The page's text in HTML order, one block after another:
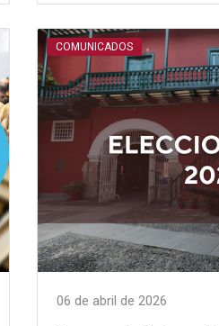
COMUNICADOS
06 de abril de 2026